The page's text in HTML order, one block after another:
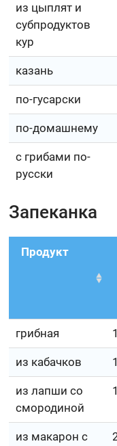
из цыплят и
субпродуктов
кур
казань
по-гусарски
по-домашнему
с грибами по-
русски
Запеканка
Продукт
грибная
из кабачков
из лапши со
смородиной
из макарон с